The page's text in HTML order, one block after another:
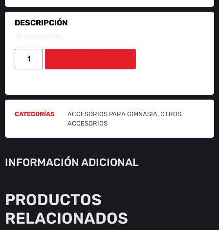
DESCRIPCIÓN
CATEGORÍAS ACCESORIOS PARA GIMNASIA, OTROS
ACCESORIOS
INFORMACIÓN ADICIONAL
PRODUCTOS
RELACIONADOS